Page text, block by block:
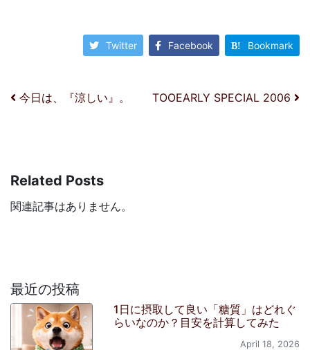
Twitter Facebook Bookmark
投稿ナビゲーション
今日は、『涼しい』。 TOOEARLY SPECIAL 2006
Related Posts
関連記事はありません。
最近の投稿
1日に摂取して良い「糖質」はどれぐ
らいなのか？目安を計算してみた
April 18, 2026